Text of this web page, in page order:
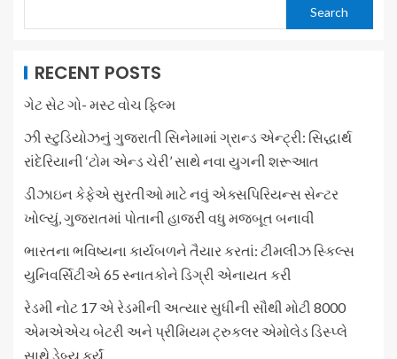
Search
RECENT POSTS
ગેટ સેટ ગો- મસ્ટ વોચ ફિલ્મ
ઝી સ્ટુડિયોઝનું ગુજરાતી સિનેમામાં ગ્રાન્ડ એન્ટ્રી: સિદ્ધાર્થ
રાંદેરિયાની ‘ટોમ એન્ડ ચેરી’ સાથે નવા યુગની શરૂઆત
ડીઝાઇન કેફેએ સુરતીઓ માટે નવું એક્સપિરિયન્સ સેન્ટર
ખોલ્યું, ગુજરાતમાં પોતાની હાજરી વધુ મજબૂત બનાવી
ભારતના ભવિષ્યના કાર્યબળને તૈયાર કરતાં: ટીમલીઝ સ્કિલ્સ
યુનિવર્સિટીએ 65 સ્નાતકોને ડિગ્રી એનાયત કરી
રેડમી નોટ 17 એ રેડમીની અત્યાર સુધીની સૌથી મોટી 8000
એમએએચ બેટરી અને પ્રીમિયમ ટ્રુકલર એમોલેડ ડિસ્પ્લે
સાથે ડેબ્યુ કર્યું